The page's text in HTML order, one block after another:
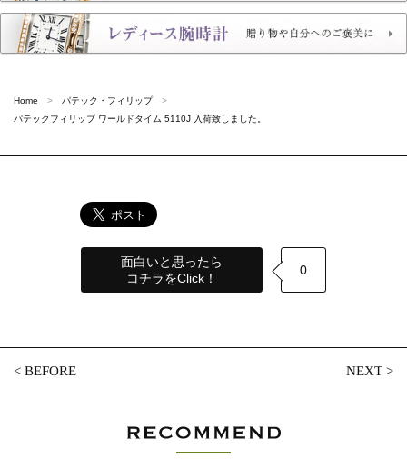
Home
パテック・フィリップ
パテックフィリップ ワールドタイム 5110J 入荷致しました。
面白いと思ったら
コチラをClick！
0
<BEFORE NEXT>